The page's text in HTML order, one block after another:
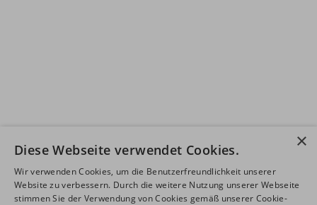
×
Diese Webseite verwendet Cookies.
Wir verwenden Cookies, um die Benutzerfreundlichkeit unserer
Website zu verbessern. Durch die weitere Nutzung unserer Webseite
stimmen Sie der Verwendung von Cookies gemäß unserer Cookie-